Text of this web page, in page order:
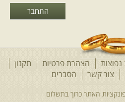
הצהרת פרטיות
תקנון
צור קשר הסברים